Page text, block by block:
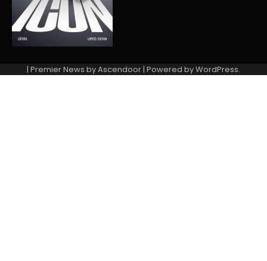
| Premier News byAscendoor| Powered byWordPress.